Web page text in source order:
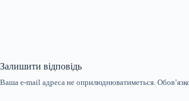
Залишити відповідь
Ваша e-mail адреса не оприлюднюватиметься.